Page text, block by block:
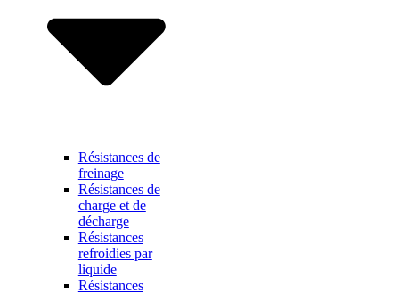
Résistances de
freinage
Résistances de
charge et de
décharge
Résistances
refroidies par
liquide
Résistances